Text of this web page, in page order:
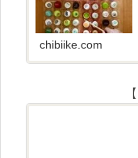
chibiike.com